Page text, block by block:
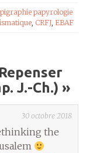
papyrologie
, CRFJ, EBAF
Repenser
J.-Ch.) »
30 octobre 2018
the